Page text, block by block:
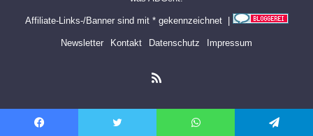
Affiliate-Links-/Banner sind mit * gekennzeichnet |
Newsletter Kontakt Datenschutz Impressum